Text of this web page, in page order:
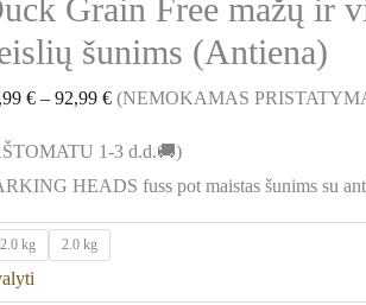
Grain Free mažų ir
šunims (Antiena)
€ – 92,99€ (NEMOKAMAS
1-3 d.d.🚚)
HEADS fuss pot maistas šunims su
kg 2.0 kg